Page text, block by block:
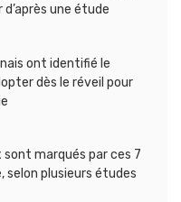
une étude
ont identifié le
dès le réveil pour
marqués par ces 7
selon plusieurs études